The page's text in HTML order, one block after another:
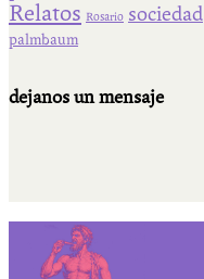
Relatos Rosario sociedad
palmbaum
dejanos un mensaje